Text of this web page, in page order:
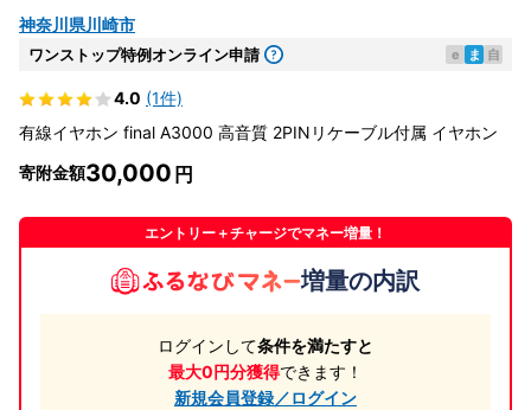
神奈川県川崎市
ワンストップ特例オンライン申請 e ま 自
4.0 (1件)
有線イヤホン final A3000 高音質 2PINリケーブル付属 イヤホン
寄附金額30,000
エントリー＋チャージでマネー増量！
増量の内訳
ログインして条件を満たすと
最大0円分獲得できます！
新規会員登録／ログイン